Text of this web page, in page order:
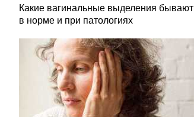
Какие вагинальные выделения бывают
в норме и при патологиях